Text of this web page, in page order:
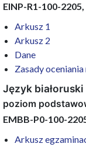
EINP-R1-100-
Arkusz 1
Arkusz 2
Dane
Zasady
Język białoruski
poziom
EMBB-P0-100-
Arkusz